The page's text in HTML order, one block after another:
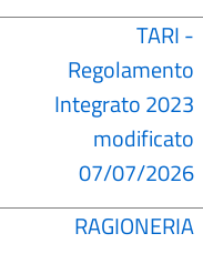
TARI -
Regolamento
Integrato 2023
modificato
07/07/2026
RAGIONERIA